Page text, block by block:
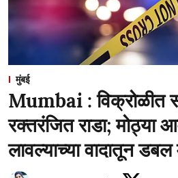
मुंबई
Mumbai : विक्रोळीत
रक्तरंजित राडा; मोठ्या
लावल्याच्या वादातून डबल